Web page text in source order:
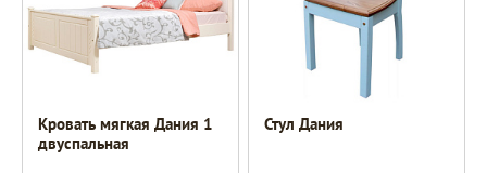
Кровать мягкая Дания 1
двуспальная
Стул Дания